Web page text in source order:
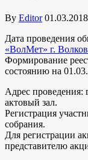
By Editor 01.03.2018
Дата проведения
«ВолМет» г.
Формирование
состоянию на
Адрес проведения:
актовый зал.
Регистрация
собрания.
Для регистрации
представителю